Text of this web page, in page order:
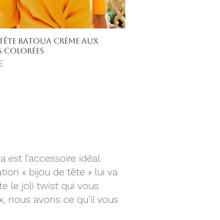
Aperçu rapide
Batoua crème aux
colorées
est l’accessoire idéal.
« bijou de tête » lui va
le joli twist qui vous
nous avons ce qu’il vous